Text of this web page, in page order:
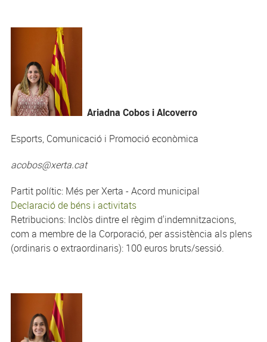
Ariadna Cobos i Alcoverro
Esports, Comunicació i Promoció econòmica
acobos@xerta.cat
Partit polític: Més per Xerta - Acord municipal
Declaració de béns i activitats
Retribucions: Inclòs dintre el règim d'indemnitzacions,
com a membre de la Corporació, per assistència als plens
(ordinaris o extraordinaris): 100 euros bruts/sessió.